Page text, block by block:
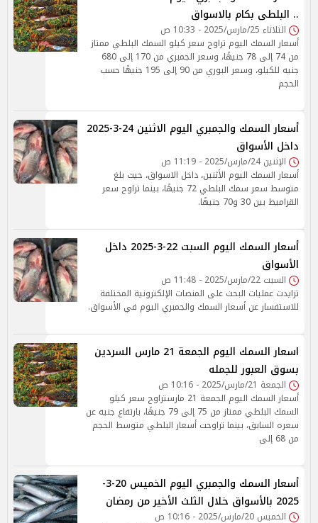
.. البلطى بكام بالاسواق
الثلاثاء 25/مارس/2025 - 10:33 ص
أسعار السمك اليوم تراوح سعر كيلو السمك البلطي ممتاز
من 74 إلى 78 جنيهًا، وسعر الجمبري من 170 إلى 680
جنيه للكيلو، وسعر البوري من 90 إلى 195 جنيهًا حسب
الحجم
أسعار السمك والجمبري اليوم الاثنين 24-3-2025
داخل الأسواق
الإثنين 24/مارس/2025 - 11:19 ص
أسعار السمك اليوم الأثنين، داخل الاسواق، حيث بلغ
متوسط سعر سمك البلطي 72 جنيهًا، بينما تراوح سعر
القراميط بين 30 و70 جنيهًا.
أسعار السمك اليوم السبت 22-3-2025 داخل
الأسواق
السبت 22/مارس/2025 - 11:48 ص
تزايدت عمليات البحث على المنصات الإلكترونية المختلفة
للاستفسار عن أسعار السمك والجمبري اليوم في الأسواق.
اسعار السمك اليوم الجمعة 21 مارس السردين
بسوق العبور للجمله
الجمعة 21/مارس/2025 - 10:16 ص
أسعار السمك اليوم الجمعة 21 مارستراوح سعر كيلو
السمك البلطي ممتاز من 75 إلى 79 جنيهًا، بارتفاع جنيه عن
سعره السابق، بينما تراوحت أسعار البلطي متوسط الحجم
من 68 إلى
أسعار السمك والجمبري اليوم الخميس 20-3-
2025 بالأسواق خلال الثلث الأخير من رمضان
الخميس 20/مارس/2025 - 10:16 ص